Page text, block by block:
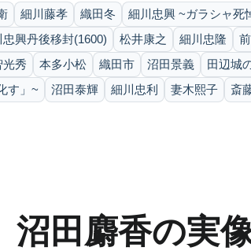
細川藤孝 織田冬
細川忠興 ~ガラシャ死
忠興丹後移封(1600) 松井康之 細川忠隆
光秀 本多小松 織田市 沼田景義
田辺城
す」~ 沼田泰輝 細川忠利 妻木熙子
斎
沼田麝香の実